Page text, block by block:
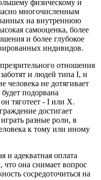
физическому и
многочисленным
на внутреннюю
самооценка, более
и более глубокое
индивидов.
отношения
и людей типа I, и
человека не дотягивает
подорвана
тяготеет - I или X.
достигает
разные роли, в
к тому или иному
и адекватная оплата
что она снимает вопрос
сосредоточиться на